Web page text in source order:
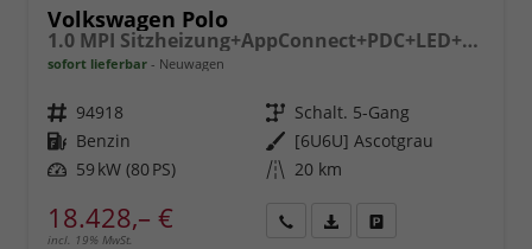
Volkswagen Polo
1.0 MPI Sitzheizung+AppConnect+PDC+LED+Touch+Lichtsensor+MultiLenkrad
sofort lieferbar Neuwagen
Fahrzeugnr. 94918 Getriebe Schalt. 5-Gang
Kraftstoff Benzin Außenfarbe [6U6U] Ascotgrau
Leistung 59 kW (80 PS) Kilometerstand 20 km
18.428,– €
incl. 19% MwSt.